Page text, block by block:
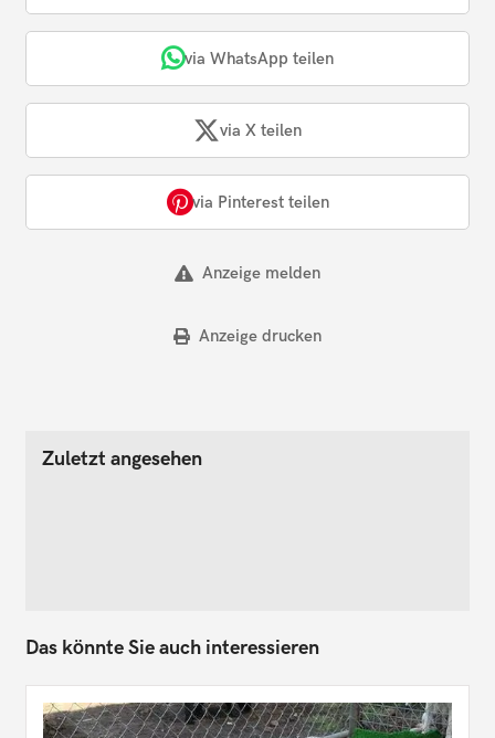
via WhatsApp teilen
via X teilen
via Pinterest teilen
Anzeige melden
Anzeige drucken
Zuletzt angesehen
Das könnte Sie auch interessieren